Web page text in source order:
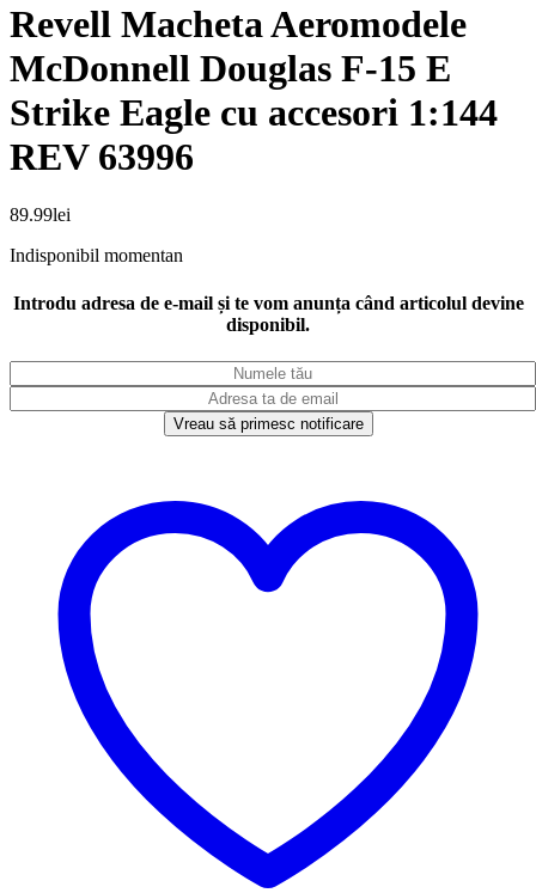
Revell Macheta Aeromodele
McDonnell Douglas F-15 E
Strike Eagle cu accesori 1:144
REV 63996
89.99lei
Indisponibil momentan
Introdu adresa de e-mail și te vom anunța când articolul devine
disponibil.
Vreau să primesc notificare